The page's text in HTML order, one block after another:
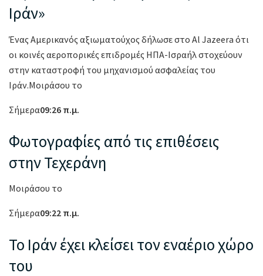
Ιράν»
Ένας Αμερικανός αξιωματούχος δήλωσε στο Al Jazeera ότι
οι κοινές αεροπορικές επιδρομές ΗΠΑ-Ισραήλ στοχεύουν
στην καταστροφή του μηχανισμού ασφαλείας του
Ιράν.Μοιράσου το
Σήμερα09:26 π.μ.
Φωτογραφίες από τις επιθέσεις
στην Τεχεράνη
Μοιράσου το
Σήμερα09:22 π.μ.
Το Ιράν έχει κλείσει τον εναέριο χώρο
του